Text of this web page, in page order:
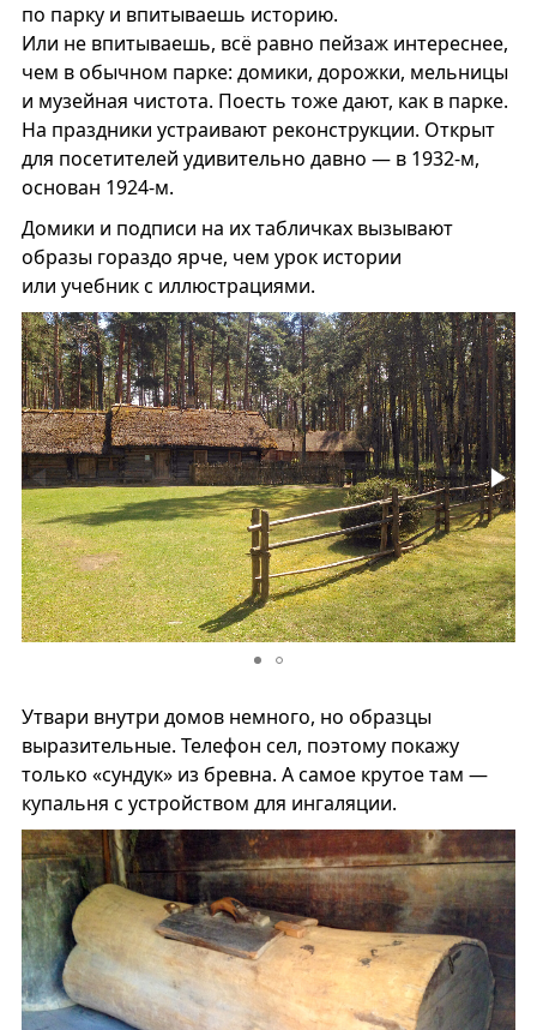
по парку и впитываешь историю.
Или не впитываешь, всё равно пейзаж интереснее,
чем в обычном парке: домики, дорожки, мельницы
и музейная чистота. Поесть тоже дают, как в парке.
На праздники устраивают реконструкции. Открыт
для посетителей удивительно давно — в 1932-м,
основан 1924-м.
Домики и подписи на их табличках вызывают
образы гораздо ярче, чем урок истории
или учебник с иллюстрациями.
Утвари внутри домов немного, но образцы
выразительные. Телефон сел, поэтому покажу
только «сундук» из бревна. А самое крутое там —
купальня с устройством для ингаляции.